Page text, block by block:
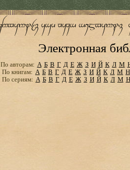
Электронная
По авторам: А Б В Г Д Е Ж З И Й К Л М
По книгам: А Б В Г Д Е Ж З И Й К Л М Н
По сериям: А Б В Г Д Е Ж З И Й К Л М Н